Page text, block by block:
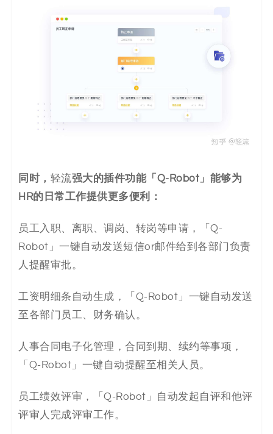
同时， 轻流强大的插件功能「Q-Robot」能够为
HR的日常工作提供更多便利：
员工入职、离职、调岗、转岗等申请，「Q-
Robot」一键自动发送短信or邮件给到各部门负责
人提醒审批。
工资明细条自动生成，「Q-Robot」一键自动发送
至各部门员工、财务确认。
人事合同电子化管理，合同到期、续约等事项，
「Q-Robot」一键自动提醒至相关人员。
员工绩效评审，「Q-Robot」自动发起自评和他评
评审人完成评审工作。